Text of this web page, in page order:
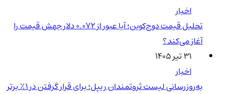
اخبار
تحلیل قیمت دوج‌کوین؛ آیا عبور از ۰.۰۷۲ دلار جهش قیمت را
آغاز می‌کند؟
۳۱ تیر ۱۴۰۵
اخبار
به‌روزرسانی لیست ثروتمندان ریپل؛ برای قرار گرفتن در ۱٪ برتر